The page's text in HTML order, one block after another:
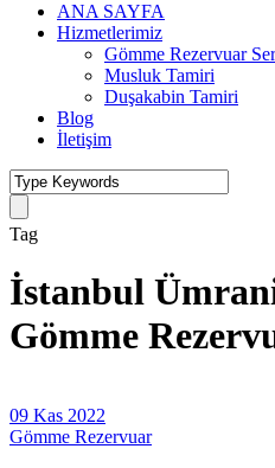
ANA SAYFA
Hizmetlerimiz
Gömme Rezervuar
Musluk Tamiri
Duşakabin Tamiri
Blog
İletişim
Tag
İstanbul
Gömme
09 Kas 2022
Gömme Rezervuar